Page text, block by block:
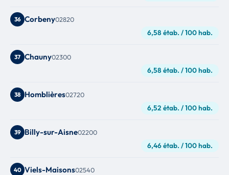
36 Corbeny02820
6,58 étab. / 100 hab.
37 Chauny02300
6,58 étab. / 100 hab.
38 Homblières02720
6,52 étab. / 100 hab.
39 Billy-sur-Aisne02200
6,46 étab. / 100 hab.
40 Viels-Maisons02540